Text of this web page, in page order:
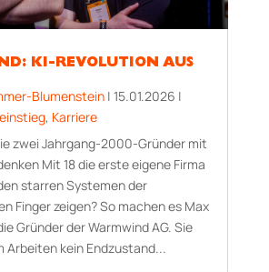
KI-REVOLUTION AUS
Blumenstein| 15.01.2026 |
, Karriere
zwei Jahrgang-2000-Gründer mit
Mit 18 die erste eigene Firma
starren Systemen der
Finger zeigen? So machen es Max
Gründer der Warmwind AG. Sie
Arbeiten kein Endzustand...